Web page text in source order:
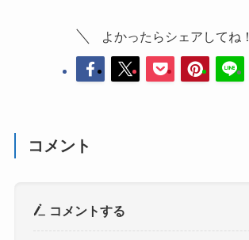
よかったらシェアしてね！
コメント
コメントする